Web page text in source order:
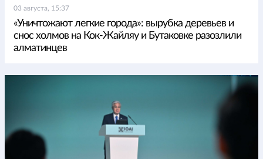
03 августа, 15:37
«Уничтожают легкие города»: вырубка деревьев и
снос холмов на Кок-Жайляу и Бутаковке разозлили
алматинцев